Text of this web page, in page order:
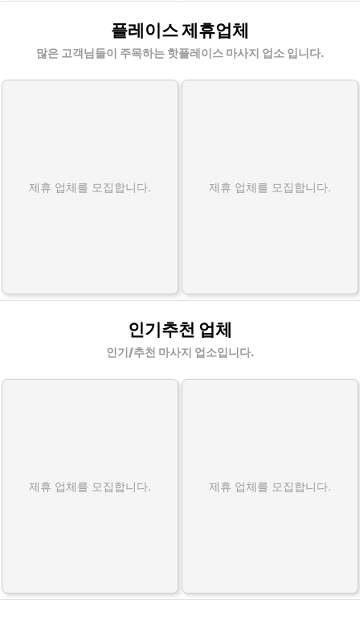
플레이스 제휴업체
많은 고객님들이 주목하는 핫플레이스 마사지 업소 입니다.
제휴 업체를 모집합니다. 제휴 업체를 모집합니다.
인기추천 업체
인기/추천 마사지 업소입니다.
제휴 업체를 모집합니다. 제휴 업체를 모집합니다.